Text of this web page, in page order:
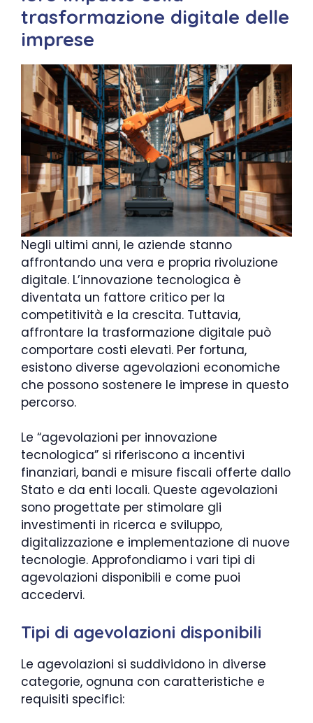
trasformazione digitale delle
imprese
Negli ultimi anni, le aziende stanno
affrontando una vera e propria rivoluzione
digitale. L’innovazione tecnologica è
diventata un fattore critico per la
competitività e la crescita. Tuttavia,
affrontare la trasformazione digitale può
comportare costi elevati. Per fortuna,
esistono diverse agevolazioni economiche
che possono sostenere le imprese in questo
percorso.
Le “agevolazioni per innovazione
tecnologica” si riferiscono a incentivi
finanziari, bandi e misure fiscali offerte dallo
Stato e da enti locali. Queste agevolazioni
sono progettate per stimolare gli
investimenti in ricerca e sviluppo,
digitalizzazione e implementazione di nuove
tecnologie. Approfondiamo i vari tipi di
agevolazioni disponibili e come puoi
accedervi.
Tipi di agevolazioni disponibili
Le agevolazioni si suddividono in diverse
categorie, ognuna con caratteristiche e
requisiti specifici: